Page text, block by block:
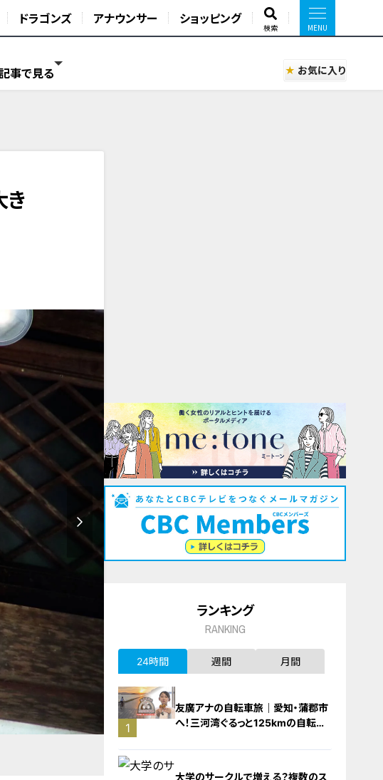
ドラゴンズ アナウンサー ショッピング
検索
事で見る お気に入り
き
ランキング
RANKING
24時間 週間 月間
1
友廣アナの自転車旅｜愛知・蒲郡市
へ！三河湾ぐるっと125kmの自転車
大学のサークルで増える？複数のス